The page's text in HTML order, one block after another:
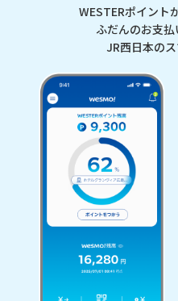
WESTERポイント
ふだんのお支
JR西日本の